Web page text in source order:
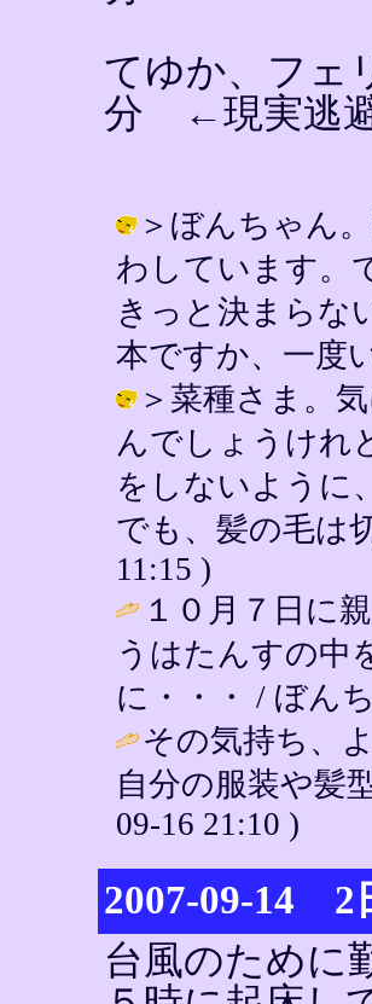
てゆか、フェ
分 ←現実逃
＞ぼんちゃん
わしています。
きっと決まらな
本ですか、一度
＞菜種さま。
んでしょうけれ
をしないように
でも、髪の毛は
11:15 )
１０月７日に
うはたんすの中
に・・・ / ぼん
その気持ち、
自分の服装や髪
09-16 21:10 )
2007-09-14 2
台風のために